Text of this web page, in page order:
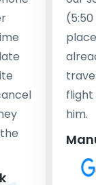
flight
him.